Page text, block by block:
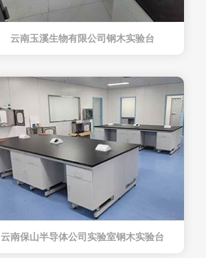
云南玉溪生物有限公司钢木实验台
云南保山半导体公司实验室钢木实验台